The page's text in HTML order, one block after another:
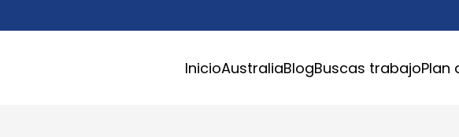
InicioAustraliaBlogBuscas trabajoPlan